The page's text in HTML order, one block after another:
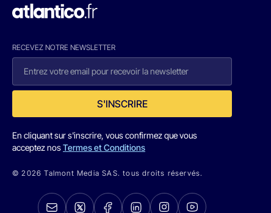
RECEVEZ NOTRE NEWSLETTER
S'INSCRIRE
En cliquant sur s'inscrire, vous confirmez que vous
acceptez nosTermes et Conditions
© 2026 Talmont Media SAS. tous droits réservés.